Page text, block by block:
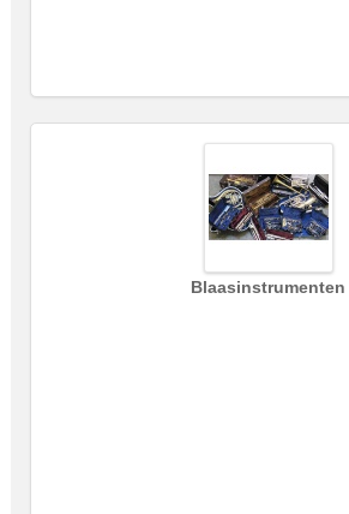
Blaasinstrumenten